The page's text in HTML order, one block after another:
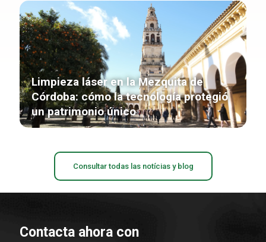
Limpieza láser en la Mezquita de
Córdoba: cómo la tecnología protegió
un patrimonio único
Consultar todas las notícias y blog
Contacta ahora con